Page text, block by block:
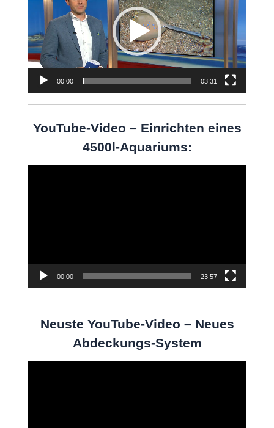
00:00 03:31
YouTube-Video – Einrichten eines
4500l-Aquariums:
00:00 23:57
Neuste YouTube-Video – Neues
Abdeckungs-System